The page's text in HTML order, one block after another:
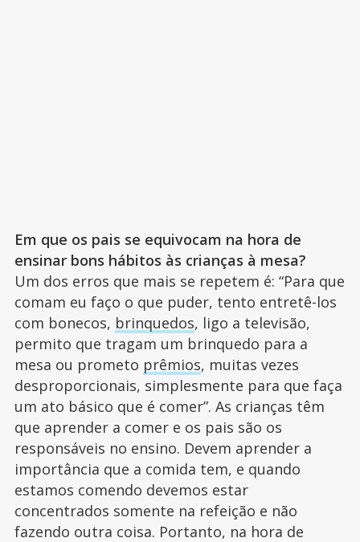
Em que os pais se equivocam na hora de
ensinar bons hábitos às crianças à mesa?
Um dos erros que mais se repetem é: “Para que
comam eu faço o que puder, tento entretê-los
com bonecos, brinquedos, ligo a televisão,
permito que tragam um brinquedo para a
mesa ou prometo prêmios, muitas vezes
desproporcionais, simplesmente para que faça
um ato básico que é comer”. As crianças têm
que aprender a comer e os pais são os
responsáveis no ensino. Devem aprender a
importância que a comida tem, e quando
estamos comendo devemos estar
concentrados somente na refeição e não
fazendo outra coisa. Portanto, na hora de